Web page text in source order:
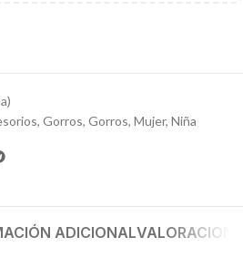
, Gorros, Gorros, Mujer, Niña
ADICIONAL